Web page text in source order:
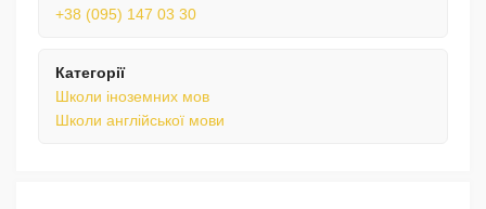
+38 (095) 147 03 30
Категорії
Школи іноземних мов
Школи англійської мови